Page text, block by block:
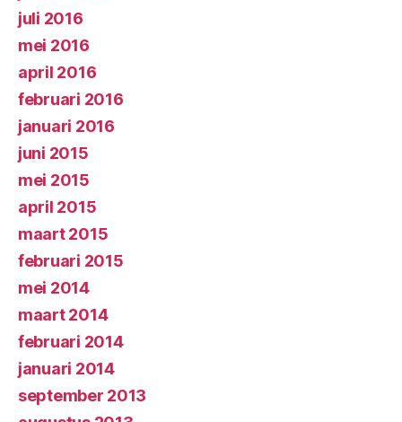
juli 2016
mei 2016
april 2016
februari 2016
januari 2016
juni 2015
mei 2015
april 2015
maart 2015
februari 2015
mei 2014
maart 2014
februari 2014
januari 2014
september 2013